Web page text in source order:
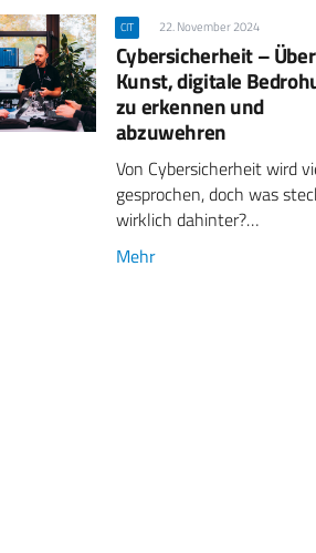
CIT 22. November 2024
Cybersicherheit –
Kunst, digitale
zu erkennen und
abzuwehren
Von Cybersicherheit wird
gesprochen, doch was
wirklich dahinter?…
Mehr